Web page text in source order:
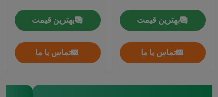
بهترین قیمت
تماس با ما
بهترین قیمت
تماس با ما